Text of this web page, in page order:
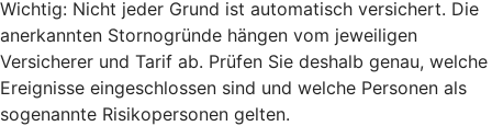
Wichtig: Nicht jeder Grund ist automatisch versichert. Die
anerkannten Stornogründe hängen vom jeweiligen
Versicherer und Tarif ab. Prüfen Sie deshalb genau, welche
Ereignisse eingeschlossen sind und welche Personen als
sogenannte Risikopersonen gelten.